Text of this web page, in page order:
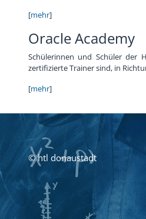
[mehr]
Oracle Academy
Schülerinnen und Schüler der
zertifizierte Trainer sind, in
[mehr]
© htl donaustadt